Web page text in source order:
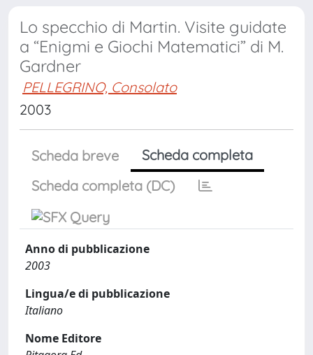
Lo specchio di Martin. Visite guidate
a “Enigmi e Giochi Matematici” di M.
Gardner
PELLEGRINO, Consolato
2003
Scheda breve
Scheda completa
Scheda completa (DC)
Anno di pubblicazione
2003
Lingua/e di pubblicazione
Italiano
Nome Editore